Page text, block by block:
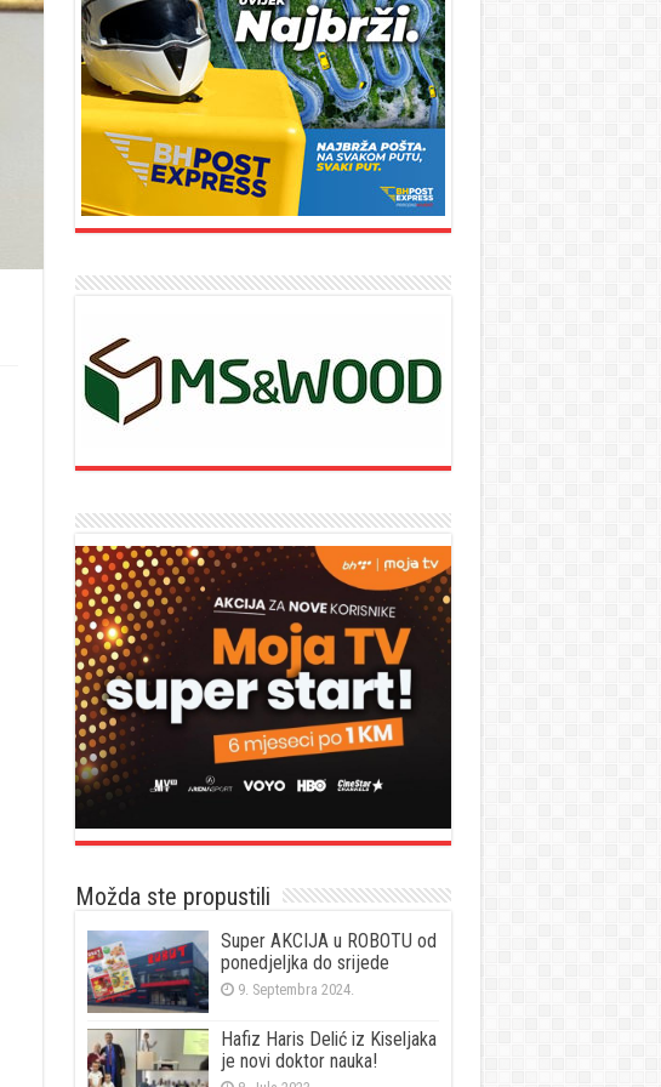
Možda ste propustili
Super AKCIJA u ROBOTU od
ponedjeljka do srijede
9. Septembra 2024.
Hafiz Haris Delić iz Kiseljaka
je novi doktor nauka!